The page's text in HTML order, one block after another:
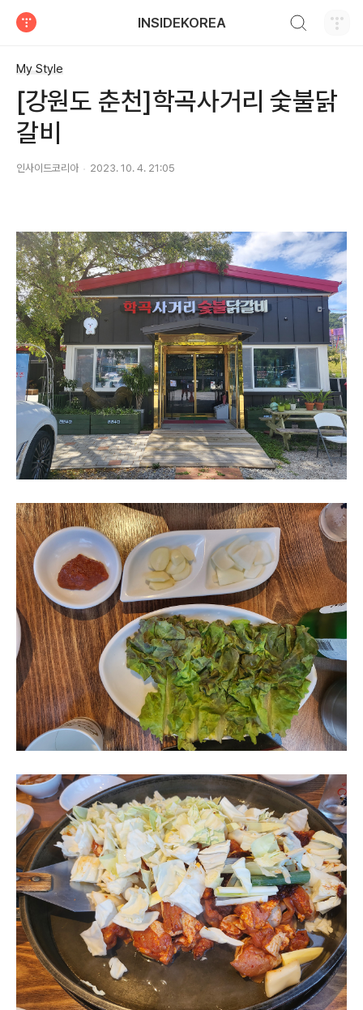
INSIDEKOREA
My Style
[강원도 춘천]학곡사거리 숯불닭
갈비
인사이드코리아 2023. 10. 4. 21:05